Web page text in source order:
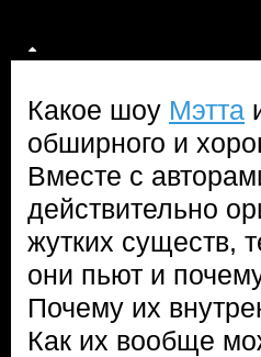
Какое шоу Мэтта
обширного и
Вместе с
действительно
жутких существ,
они пьют и
Почему их
Как их вообще